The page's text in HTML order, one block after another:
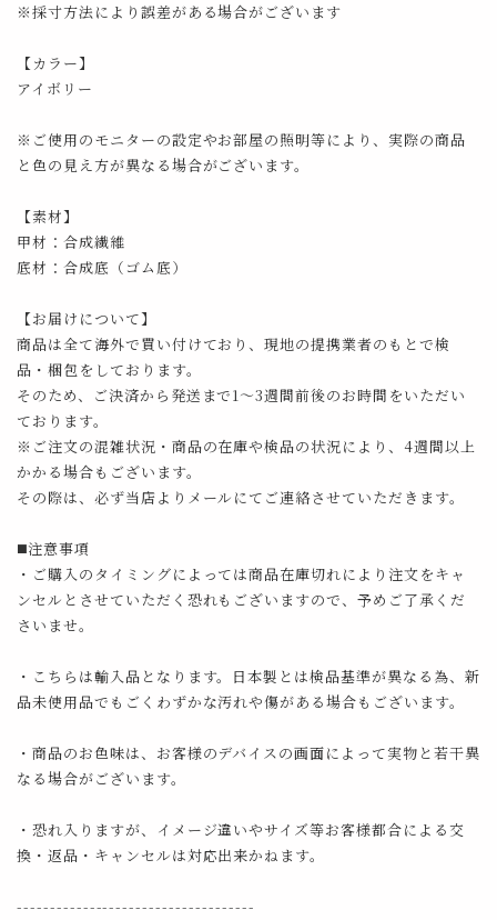
※採寸方法により誤差がある場合がございます
【カラー】
アイボリー
※ご使用のモニターの設定やお部屋の照明等により、実際の商品
と色の見え方が異なる場合がございます。
【素材】
甲材：合成繊維
底材：合成底（ゴム底）
【お届けについて】
商品は全て海外で買い付けており、現地の提携業者のもとで検
品・梱包をしております。
そのため、ご決済から発送まで1～3週間前後のお時間をいただい
ております。
※ご注文の混雑状況・商品の在庫や検品の状況により、4週間以上
かかる場合もございます。
その際は、必ず当店よりメールにてご連絡させていただきます。
◼️注意事項
・ご購入のタイミングによっては商品在庫切れにより注文をキャ
ンセルとさせていただく恐れもございますので、予めご了承くだ
さいませ。
・こちらは輸入品となります。日本製とは検品基準が異なる為、新
品未使用品でもごくわずかな汚れや傷がある場合もございます。
・商品のお色味は、お客様のデバイスの画面によって実物と若干異
なる場合がございます。
・恐れ入りますが、イメージ違いやサイズ等お客様都合による交
換・返品・キャンセルは対応出来かねます。
------------------------------------